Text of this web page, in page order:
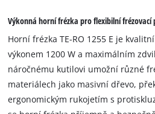
Výkonná horní frézka pro flexibilní frézovací
Horní frézka TE-RO 1255 E je
výkonem 1200 W a maximálním
náročnému kutilovi umožní různé
materiálech jako masivní dřevo,
ergonomickým rukojetím s